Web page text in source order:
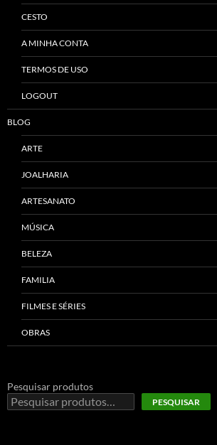
CESTO
A MINHA CONTA
TERMOS DE USO
LOGOUT
BLOG
ARTE
JOALHARIA
ARTESANATO
MÚSICA
BELEZA
FAMILIA
FILMES E SÉRIES
OBRAS
Pesquisar produtos
PESQUISAR